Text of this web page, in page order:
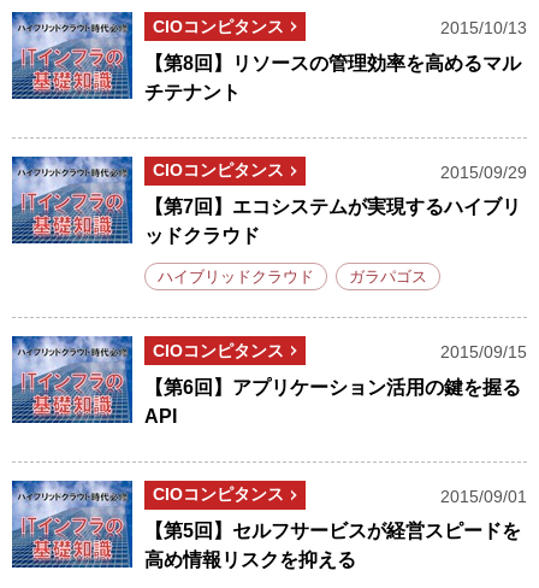
CIOコンピタンス 2015/10/13
【第8回】リソースの管理効率を高めるマル
チテナント
CIOコンピタンス 2015/09/29
【第7回】エコシステムが実現するハイブリ
ッドクラウド
ハイブリッドクラウド ガラパゴス
CIOコンピタンス 2015/09/15
【第6回】アプリケーション活用の鍵を握る
API
CIOコンピタンス 2015/09/01
【第5回】セルフサービスが経営スピードを
高め情報リスクを抑える